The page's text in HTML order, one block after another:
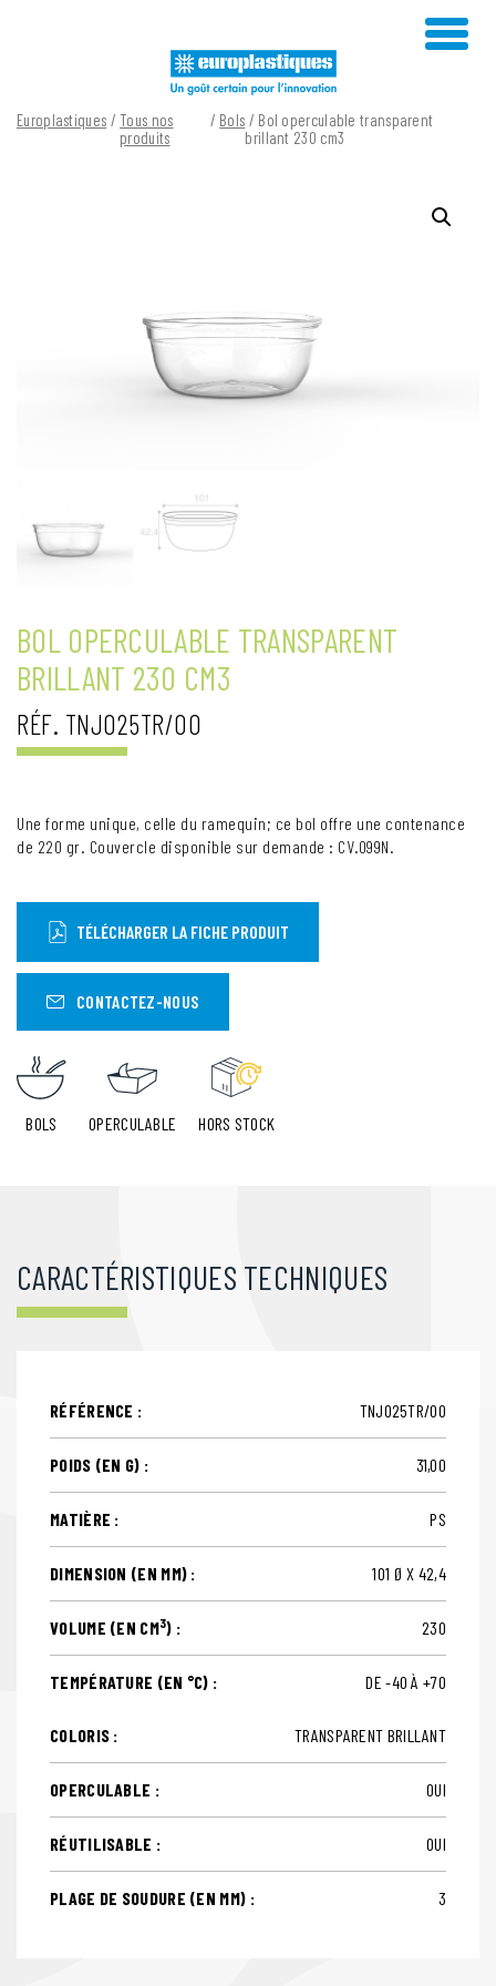
Europlastiques / Tous nos
produits
/ Bols / Bol operculable transparent
brillant 230 cm3
BOL OPERCULABLE TRANSPARENT
BRILLANT 230 CM3
RÉF. TNJ025TR/00
Une forme unique, celle du ramequin; ce bol offre une contenance
de 220 gr. Couvercle disponible sur demande : CV.099N.
TÉLÉCHARGER LA FICHE PRODUIT
CONTACTEZ-NOUS
BOLS OPERCULABLE HORS STOCK
CARACTÉRISTIQUES TECHNIQUES
RÉFÉRENCE : TNJ025TR/00
POIDS (EN G) : 31,00
MATIÈRE : PS
DIMENSION (EN MM) : 101 Ø X 42,4
VOLUME (EN CM3) : 230
TEMPÉRATURE (EN °C) : DE -40 À +70
COLORIS : TRANSPARENT BRILLANT
OPERCULABLE : OUI
RÉUTILISABLE : OUI
PLAGE DE SOUDURE (EN MM) : 3